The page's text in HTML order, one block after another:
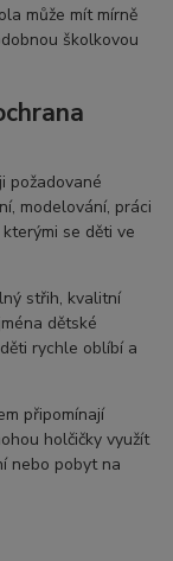
může mít mírně
školkovou
požadované
modelování, práci
se děti ve
střih, kvalitní
dětské
rychle oblíbí a
připomínají
holčičky využít
nebo pobyt na